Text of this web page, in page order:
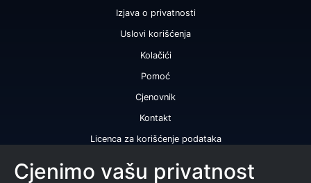
Izjava o privatnosti
Uslovi korišćenja
Kolačići
Pomoć
Cjenovnik
Kontakt
Licenca za korišćenje podataka
Naše usluge
Cjenimo vašu privatnost